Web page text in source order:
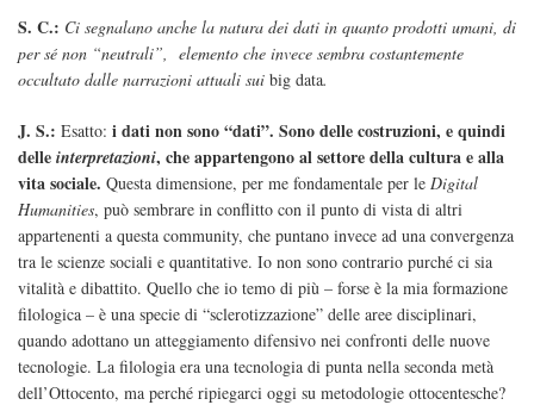
S. C.: Ci segnalano anche la natura dei dati in quanto prodotti umani, di
per sé non “neutrali”, elemento che invece sembra costantemente
occultato dalle narrazioni attuali sui big data.
J. S.: Esatto: i dati non sono “dati”. Sono delle costruzioni, e quindi
delle interpretazioni, che appartengono al settore della cultura e alla
vita sociale. Questa dimensione, per me fondamentale per le Digital
Humanities, può sembrare in conflitto con il punto di vista di altri
appartenenti a questa community, che puntano invece ad una convergenza
tra le scienze sociali e quantitative. Io non sono contrario purché ci sia
vitalità e dibattito. Quello che io temo di più – forse è la mia formazione
filologica – è una specie di “sclerotizzazione” delle aree disciplinari,
quando adottano un atteggiamento difensivo nei confronti delle nuove
tecnologie. La filologia era una tecnologia di punta nella seconda metà
dell’Ottocento, ma perché ripiegarci oggi su metodologie ottocentesche?